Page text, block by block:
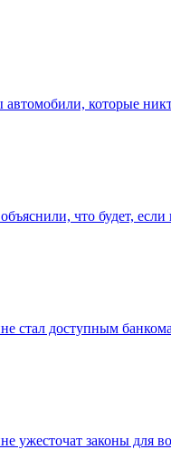
автомобили, которые
что будет,
стал доступным
ужесточат законы для